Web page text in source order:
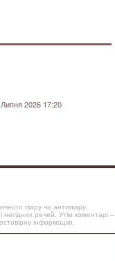
2026 17:20
піару чи антипіару,
речей. Утім коментарі –
інформацію.